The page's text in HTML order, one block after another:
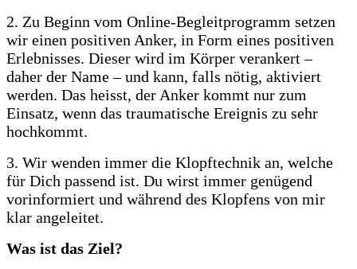
2. Zu Beginn vom Online-Begleitprogramm setzen
wir einen positiven Anker, in Form eines positiven
Erlebnisses. Dieser wird im Körper verankert –
daher der Name – und kann, falls nötig, aktiviert
werden. Das heisst, der Anker kommt nur zum
Einsatz, wenn das traumatische Ereignis zu sehr
hochkommt.
3. Wir wenden immer die Klopftechnik an, welche
für Dich passend ist. Du wirst immer genügend
vorinformiert und während des Klopfens von mir
klar angeleitet.
Was ist das Ziel?